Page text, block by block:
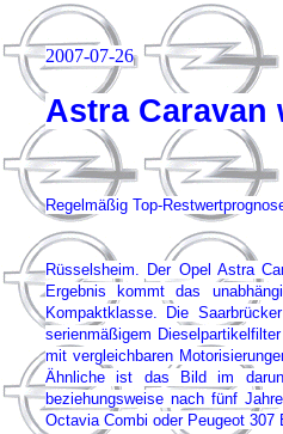
2007-07-26
Astra
Regelmäßig Top-
Rüsselsheim. Der Opel Astra
Ergebnis kommt das
Kompaktklasse. Die
serienmäßigem
mit vergleichbaren
Ähnliche ist das Bild im
beziehungsweise nach fünf
Octavia Combi oder Peugeot 307